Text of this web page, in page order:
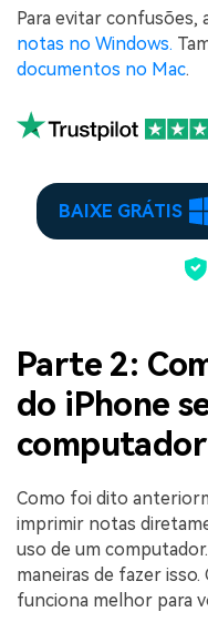
Para evitar confusões,
notas no Windows.
documentos no Mac.
BAIXE GRÁTIS
Parte 2:
do iPhone
computador
Como foi dito
imprimir notas
uso de um
maneiras de fazer
funciona melhor para